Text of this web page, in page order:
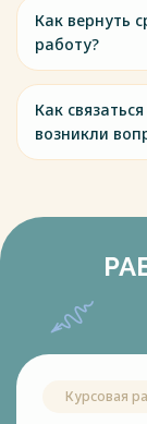
Как вернуть
работу?
Как
возникли
Курсовая